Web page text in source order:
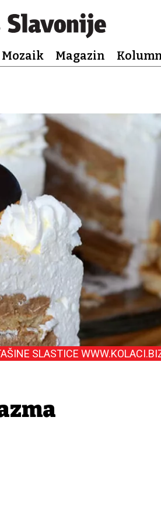
Mozaik Magazin
SLASTICE